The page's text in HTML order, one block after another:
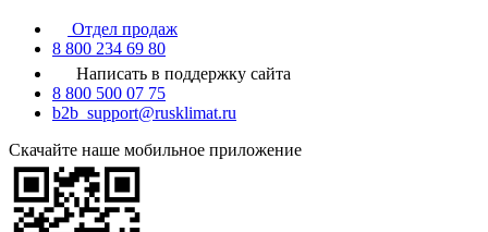
Отдел продаж
8 800 234 69 80
Написать в поддержку сайта
8 800 500 07 75
b2b_support@rusklimat.ru
Скачайте наше мобильное приложение